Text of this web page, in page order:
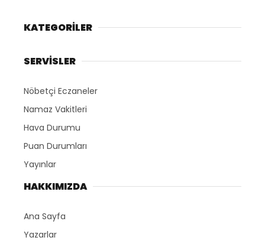
KATEGORİLER
SERVİSLER
Nöbetçi Eczaneler
Namaz Vakitleri
Hava Durumu
Puan Durumları
Yayınlar
HAKKIMIZDA
Ana Sayfa
Yazarlar